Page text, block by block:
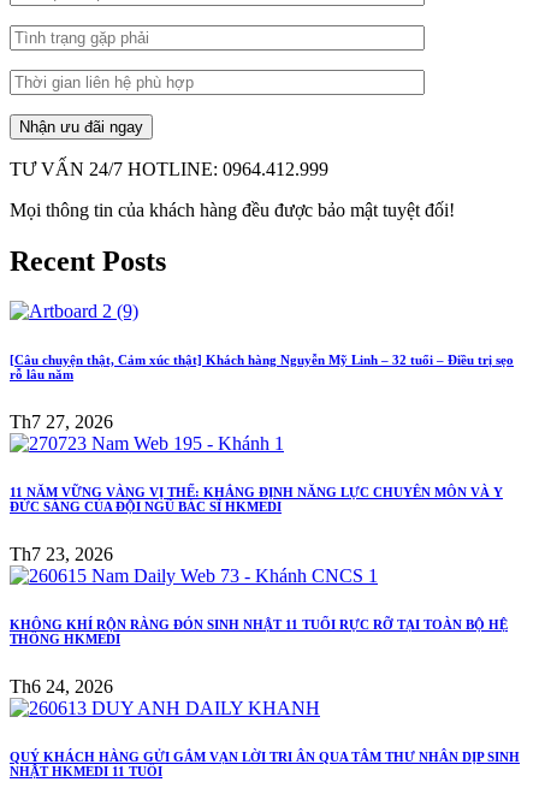
TƯ VẤN 24/7 HOTLINE: 0964.412.999
Mọi thông tin của khách hàng đều được bảo mật tuyệt đối!
Recent Posts
[Câu chuyện thật, Cảm xúc thật] Khách hàng Nguyễn Mỹ Linh – 32 tuổi – Điều trị sẹo
rỗ lâu năm
Th7 27, 2026
11 NĂM VỮNG VÀNG VỊ THẾ: KHẲNG ĐỊNH NĂNG LỰC CHUYÊN MÔN VÀ Y
ĐỨC SÁNG CỦA ĐỘI NGŨ BÁC SĨ HKMEDI
Th7 23, 2026
KHÔNG KHÍ RỘN RÀNG ĐÓN SINH NHẬT 11 TUỔI RỰC RỠ TẠI TOÀN BỘ HỆ
THỐNG HKMEDI
Th6 24, 2026
QUÝ KHÁCH HÀNG GỬI GẮM VẠN LỜI TRI ÂN QUA TÂM THƯ NHÂN DỊP SINH
NHẬT HKMEDI 11 TUỔI